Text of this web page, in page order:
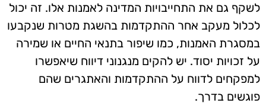
לשקף גם את התחייבויות המדינה לאמנות אלו. זה יכול
לכלול מעקב אחר ההתקדמות בהשגת מטרות שנקבעו
במסגרת האמנות, כמו שיפור בתנאי החיים או שמירה
על זכויות יסוד. יש להקים מנגנוני דיווח שיאפשרו
למפקחים לדווח על ההתקדמות והאתגרים שהם
פוגשים בדרך.